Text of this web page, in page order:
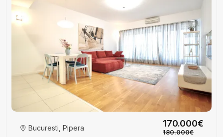
Bucuresti, Pipera 170.000€
180.000€